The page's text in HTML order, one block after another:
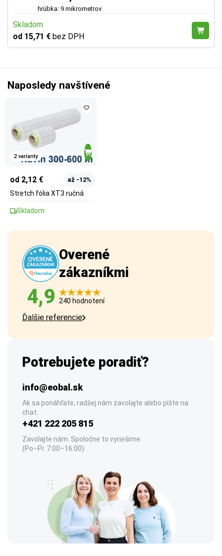
hrúbka: 9 mikrometrov
Skladom
od 15,71 € bez DPH
Naposledy navštívené
2 varianty
od 2,12 € až -12%
Stretch fólia XT3 ručná
Skladom
Overené
zákazníkmi
4,9 240 hodnotení
Ďalšie referencie
Potrebujete poradiť?
info@eobal.sk
Ak sa ponáhľate, radšej nám zavolajte alebo píšte na
chat.
+421 222 205 815
Zavolajte nám. Spoločne to vyriešime.
(Po–Pi: 7:00–16:00)